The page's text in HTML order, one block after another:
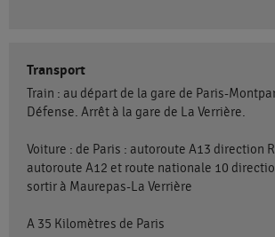
Transport
Train : au départ de la gare de Paris-
Défense. Arrêt à la gare de La Verrière.
Voiture : de Paris : autoroute A13 direction
autoroute A12 et route nationale 10
sortir à Maurepas-La Verrière
A 35 Kilomètres de Paris